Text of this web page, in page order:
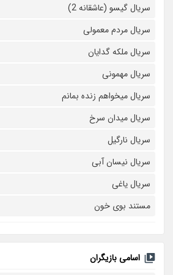
سریال گیسو (عاشقانه 2)
سریال مردم معمولی
سریال ملکه گدایان
سریال مهمونی
سریال میخواهم زنده بمانم
سریال میدان سرخ
سریال نارگیل
سریال نیسان آبی
سریال یاغی
مستند بوی خون
اسامی بازیگران